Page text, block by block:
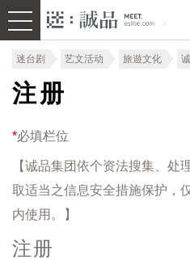
迷台剧 艺文活动 旅遊文化
注册
*必填栏位
【诚品集团依个资法搜集、处
取适当之信息安全措施保护，
内使用。】
注册